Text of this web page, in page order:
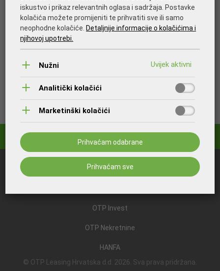
Ispišite stranicu
OTP Invest
OTP Nekretnine
HANFA
© OTP Leasing Hrvatska d.d. 2026. Sva prava pridržana.
iskustvo i prikaz relevantnih oglasa i sadržaja. Postavke
kolačića možete promijeniti te prihvatiti sve ili samo
neophodne kolačiće.Detaljnije informacije o kolačićima i
njihovoj upotrebi.
Nužni
Analitički kolačići
Marketinški kolačići
Prihvaćam odabrane
Prihvaćam sve